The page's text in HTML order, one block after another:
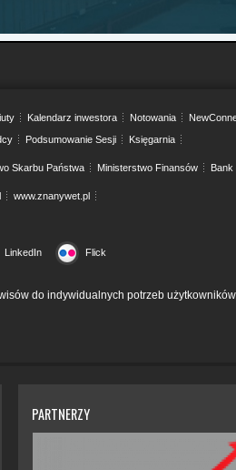
Kalendarz inwestora Notowania
Podsumowanie Sesji Księgarnia
Skarbu Państwa Ministerstwo Finansów Bank
www.znanywet.pl
LinkedIn Flick
do indywidualnych potrzeb
PARTNERZY